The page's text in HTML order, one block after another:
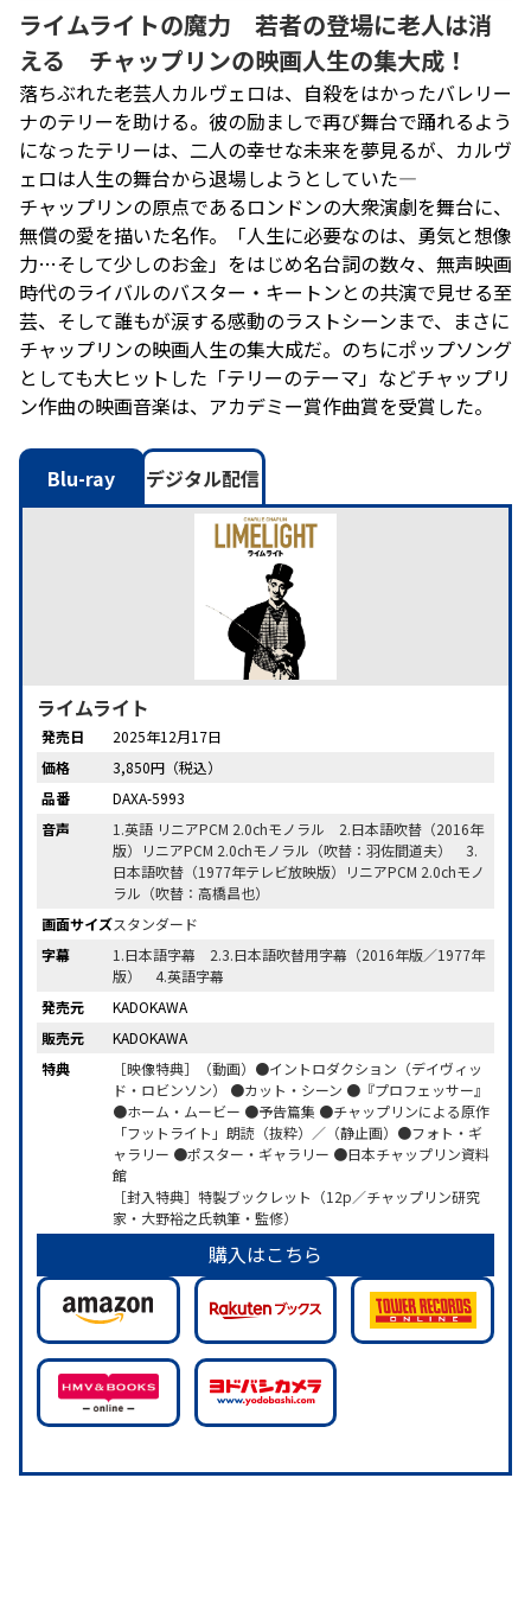
ライムライトの魔力 若者の登場に老人は消
える チャップリンの映画人生の集大成！
落ちぶれた老芸人カルヴェロは、自殺をはかったバレリー
ナのテリーを助ける。彼の励ましで再び舞台で踊れるよう
になったテリーは、二人の幸せな未来を夢見るが、カルヴ
ェロは人生の舞台から退場しようとしていた―
チャップリンの原点であるロンドンの大衆演劇を舞台に、
無償の愛を描いた名作。「人生に必要なのは、勇気と想像
力…そして少しのお金」をはじめ名台詞の数々、無声映画
時代のライバルのバスター・キートンとの共演で見せる至
芸、そして誰もが涙する感動のラストシーンまで、まさに
チャップリンの映画人生の集大成だ。のちにポップソング
としても大ヒットした「テリーのテーマ」などチャップリ
ン作曲の映画音楽は、アカデミー賞作曲賞を受賞した。
Blu-ray デジタル配信
ライムライト
発売日
2025年12月17日
価格
3,850円（税込）
品番
DAXA-5993
音声
1.英語 リニアPCM 2.0chモノラル 2.日本語吹替（2016年
版）リニアPCM 2.0chモノラル（吹替：羽佐間道夫） 3.
日本語吹替（1977年テレビ放映版）リニアPCM 2.0chモノ
ラル（吹替：高橋昌也）
画面サイズスタンダード
字幕
1.日本語字幕 2.3.日本語吹替用字幕（2016年版／1977年
版） 4.英語字幕
発売元
KADOKAWA
販売元
KADOKAWA
特典
［映像特典］（動画）●イントロダクション（デイヴィッ
ド・ロビンソン） ●カット・シーン ●『プロフェッサー』
●ホーム・ムービー ●予告篇集 ●チャップリンによる原作
「フットライト」朗読（抜粋）／（静止画）●フォト・ギ
ャラリー ●ポスター・ギャラリー ●日本チャップリン資料
館
［封入特典］特製ブックレット（12p／チャップリン研究
家・大野裕之氏執筆・監修）
購入はこちら